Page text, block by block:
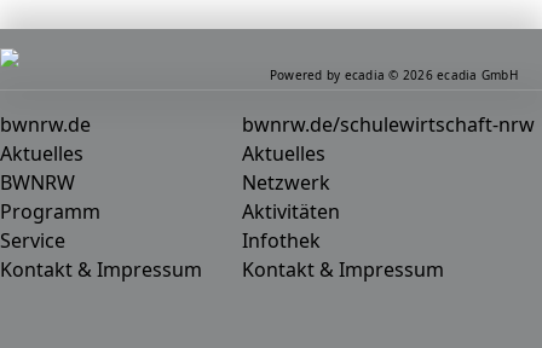
bwnrw.de
Aktuelles
BWNRW
Programm
Service
Kontakt & Impressum
bwnrw.de/schulewirtschaft-nrw
Aktuelles
Netzwerk
Aktivitäten
Infothek
Kontakt & Impressum
Powered by ecadia © 2026 ecadia GmbH